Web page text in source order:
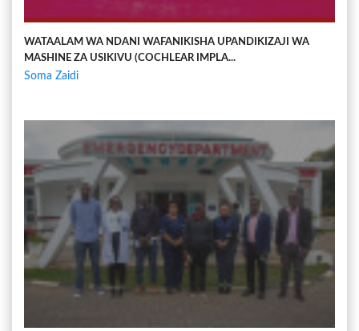
WATAALAM WA NDANI WAFANIKISHA UPANDIKIZAJI WA
MASHINE ZA USIKIVU (COCHLEAR IMPLA...
Soma Zaidi